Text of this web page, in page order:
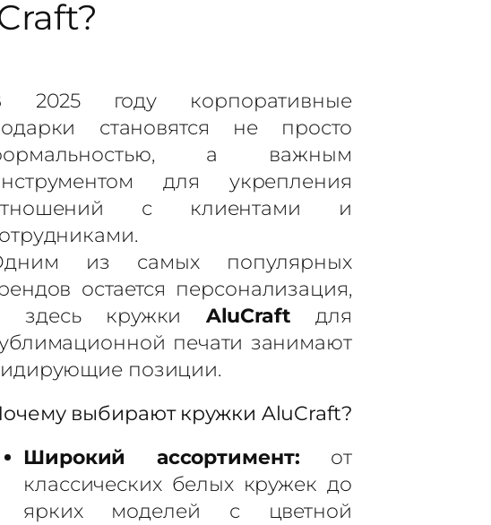
2025 году корпоративные
становятся не просто
а важным
для укрепления
с клиентами и
из самых популярных
остается персонализация,
здесь кружки AluCraft для
печати занимают
позиции.
выбирают кружки AluCraft?
Широкий ассортимент: от
классических белых кружек до
ярких моделей с цветной